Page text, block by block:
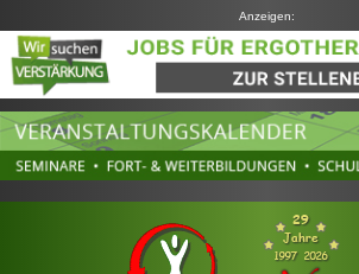
Anzeigen: